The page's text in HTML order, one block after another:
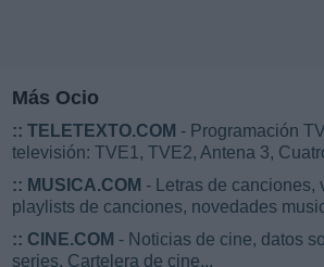
Más Ocio
:: TELETEXTO.COM - Programación
televisión: TVE1, TVE2, Antena 3,
:: MUSICA.COM - Letras de canciones,
playlists de canciones, novedades
:: CINE.COM - Noticias de cine, datos
series. Cartelera de cine...